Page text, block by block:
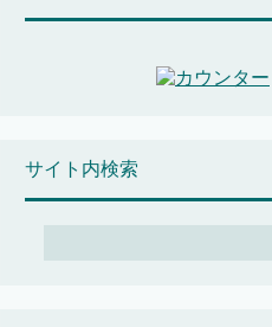
サイト内検索